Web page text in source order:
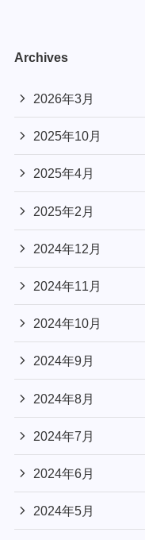
Archives
2026年3月
2025年10月
2025年4月
2025年2月
2024年12月
2024年11月
2024年10月
2024年9月
2024年8月
2024年7月
2024年6月
2024年5月